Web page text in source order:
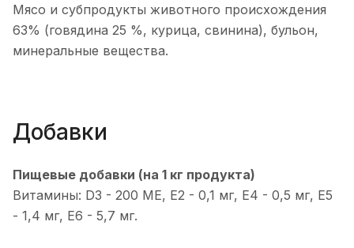
Мясо и субпродукты животного происхождения
63% (говядина 25 %, курица, свинина), бульон,
минеральные вещества.
Добавки
Пищевые добавки (на 1 кг продукта)
Витамины: D3 - 200 МЕ, E2 - 0,1 мг, E4 - 0,5 мг, E5
- 1,4 мг, E6 - 5,7 мг.